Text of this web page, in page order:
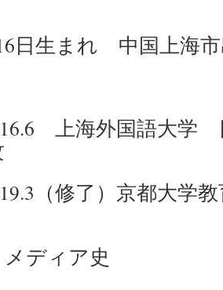
日生まれ 中国上海
上海外国語大
（修了）京都大学
ディア史